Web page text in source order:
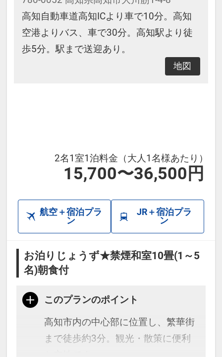
◆下記記念日の前後14日間にご宿泊
のお客様（事前予約制）
誕生日・結婚記念日・ご長寿：ミニ
ホールケーキをご用意（1グループ
高知自動車道高知ICより車で10分。高知
空港よりバス、車で30分。高知駅より徒
歩5分。駅まで送迎あり。
地図
2名1室1泊料金（大人1名様あたり）
15,700〜36,500円
航空＋宿泊プラ
ン
JR＋宿泊プラ
ン
お泊りじょうず★禁煙和室10畳(1～5
名)朝食付
このプランのポイント
高知市内の中心部に位置し、繁華街
まで徒歩約3分。観光・散策に便利